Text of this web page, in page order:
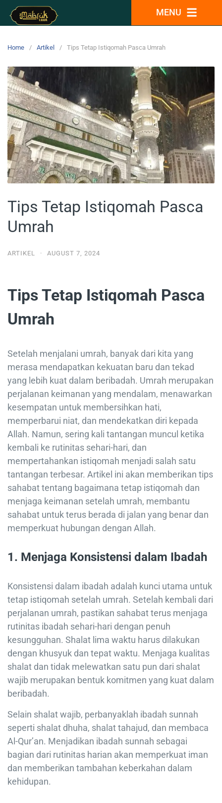
MENU
Home Artikel Tips Tetap Istiqomah Pasca Umrah
Tips Tetap Istiqomah Pasca
Umrah
ARTIKEL · AUGUST 7, 2024
Tips Tetap Istiqomah Pasca
Umrah
Setelah menjalani umrah, banyak dari kita yang
merasa mendapatkan kekuatan baru dan tekad
yang lebih kuat dalam beribadah. Umrah merupakan
perjalanan keimanan yang mendalam, menawarkan
kesempatan untuk membersihkan hati,
memperbarui niat, dan mendekatkan diri kepada
Allah. Namun, sering kali tantangan muncul ketika
kembali ke rutinitas sehari-hari, dan
mempertahankan istiqomah menjadi salah satu
tantangan terbesar. Artikel ini akan memberikan tips
sahabat tentang bagaimana tetap istiqomah dan
menjaga keimanan setelah umrah, membantu
sahabat untuk terus berada di jalan yang benar dan
memperkuat hubungan dengan Allah.
1. Menjaga Konsistensi dalam Ibadah
Konsistensi dalam ibadah adalah kunci utama untuk
tetap istiqomah setelah umrah. Setelah kembali dari
perjalanan umrah, pastikan sahabat terus menjaga
rutinitas ibadah sehari-hari dengan penuh
kesungguhan. Shalat lima waktu harus dilakukan
dengan khusyuk dan tepat waktu. Menjaga kualitas
shalat dan tidak melewatkan satu pun dari shalat
wajib merupakan bentuk komitmen yang kuat dalam
beribadah.
Selain shalat wajib, perbanyaklah ibadah sunnah
seperti shalat dhuha, shalat tahajud, dan membaca
Al-Qur’an. Menjadikan ibadah sunnah sebagai
bagian dari rutinitas harian akan memperkuat iman
dan memberikan tambahan keberkahan dalam
kehidupan.